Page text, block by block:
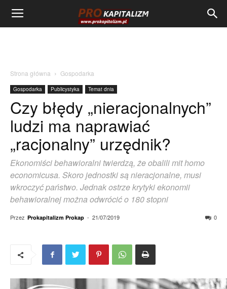
Strona główna Gospodarka
Gospodarka Publicystyka Temat dnia
Czy błędy „nieracjonalnych”
ludzi ma naprawiać
„racjonalny” urzędnik?
Ekonomiści behawioralni twierdzą, że obalili mit homo
economicusa. Skoro jednostki są nieracjonalne, musi
wkroczyć państwo. Jednak ostrze krytyki ekonomii
behawioralnej można odwrócić o 180 stopni
Przez Prokapitalizm Prokap - 21/07/2019 0